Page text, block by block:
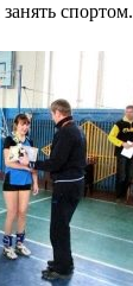
спортом.